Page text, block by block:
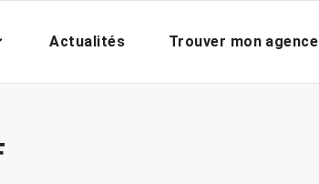
Actualités Trouver mon agence